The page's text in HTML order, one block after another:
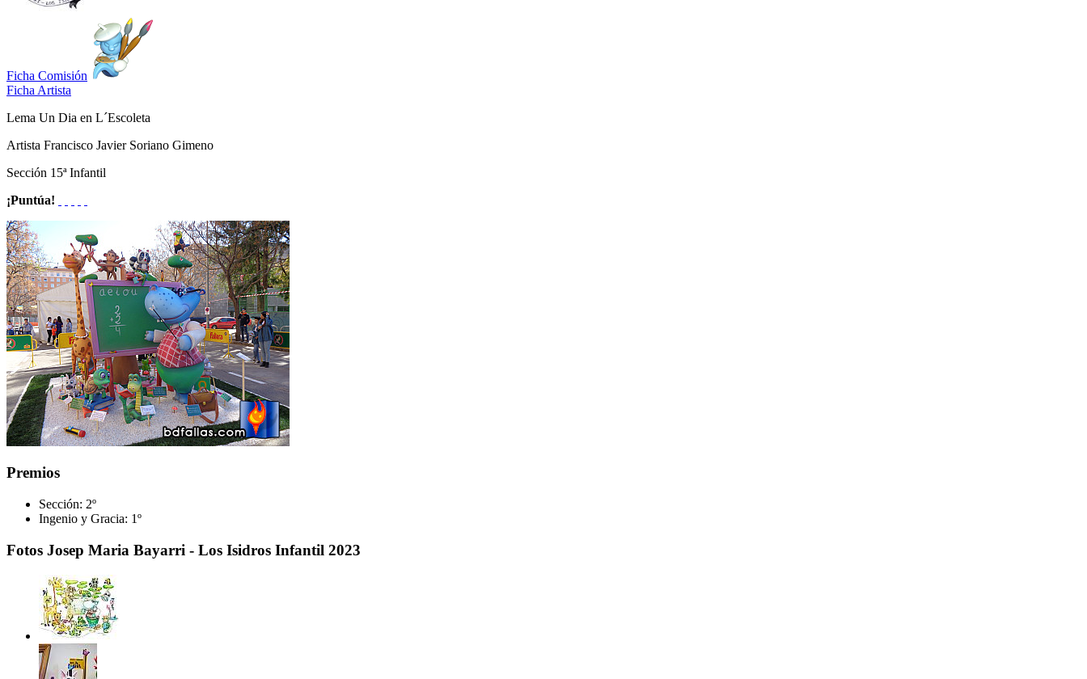
Ficha Comisión
Ficha Artista
Lema Un Dia en L´Escoleta
Artista Francisco Javier Soriano Gimeno
Sección 15ª Infantil
¡Puntúa!
Premios
Sección: 2º
Ingenio y Gracia: 1º
Fotos Josep Maria Bayarri - Los Isidros Infantil 2023